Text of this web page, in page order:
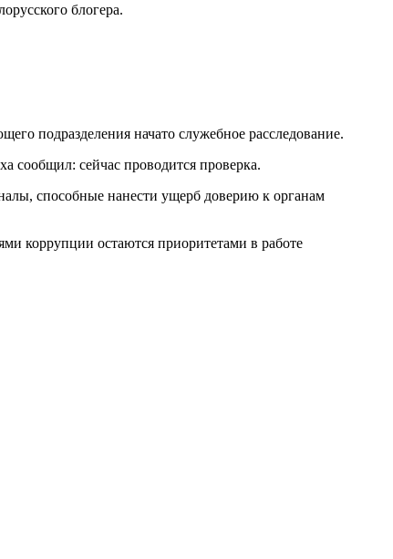
блогера.
подразделения начато служебное расследование.
сообщил: сейчас проводится проверка.
способные нанести ущерб доверию к органам
коррупции остаются приоритетами в работе